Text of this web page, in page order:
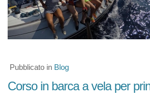
Pubblicato in Blog
Corso in barca a vela per